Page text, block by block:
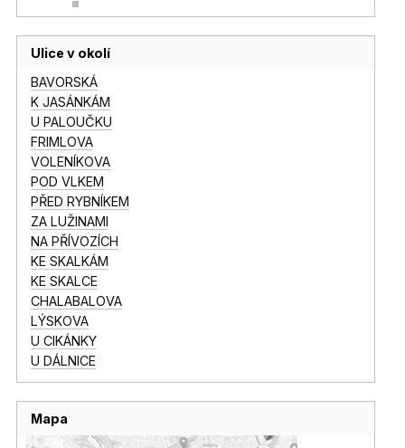
Ulice v okolí
BAVORSKÁ
K JASÁNKÁM
U PALOUČKU
FRIMLOVA
VOLENÍKOVA
POD VLKEM
PŘED RYBNÍKEM
ZA LUŽINAMI
NA PŘÍVOZÍCH
KE SKALKÁM
KE SKALCE
CHALABALOVA
LÝSKOVA
U CIKÁNKY
U DÁLNICE
Mapa